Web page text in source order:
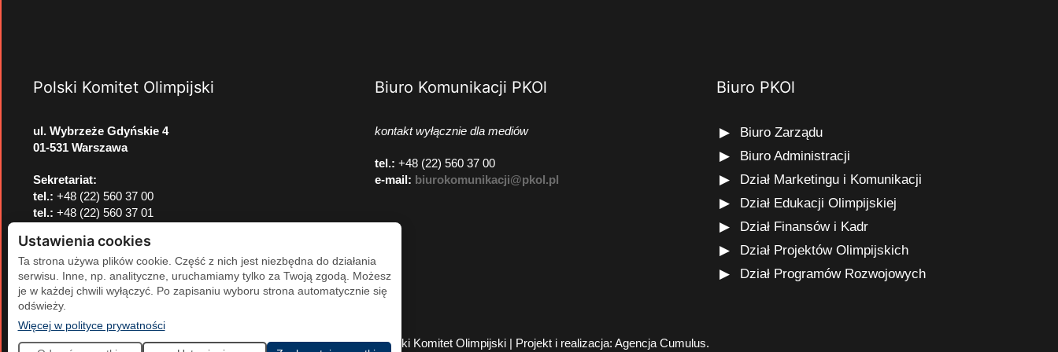
Polski Komitet Olimpijski
ul. Wybrzeże Gdyńskie 4
01-531 Warszawa
Sekretariat:
tel.: +48 (22) 560 37 00
tel.: +48 (22) 560 37 01
Biuro Komunikacji PKOl
kontakt wyłącznie dla mediów
tel.: +48 (22) 560 37 00
e-mail: biurokomunikacji@pkol.pl
Biuro PKOl
Biuro Zarządu
Biuro Administracji
Dział Marketingu i Komunikacji
Dział Edukacji Olimpijskiej
Dział Finansów i Kadr
Dział Projektów Olimpijskich
Dział Programów Rozwojowych
2026 Polski Komitet Olimpijski | Projekt i realizacja: Agencja Cumulus.
Ustawienia cookies
Ta strona używa plików cookie. Część z nich jest niezbędna do działania
serwisu. Inne, np. analityczne, uruchamiamy tylko za Twoją zgodą. Możesz
je w każdej chwili wyłączyć. Po zapisaniu wyboru strona automatycznie się
odświeży.
Więcej w polityce prywatności(otwiera się w nowej karcie)